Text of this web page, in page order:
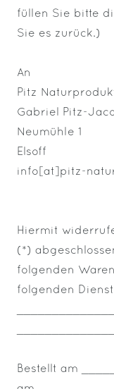
füllen Sie bitte
Sie es zurück.)
An
Pitz
Gabriel Pitz-
Neumühle 1
Elsoff
info[at]pitz-
Hiermit
(*)
folgenden
folgenden
Bestellt am